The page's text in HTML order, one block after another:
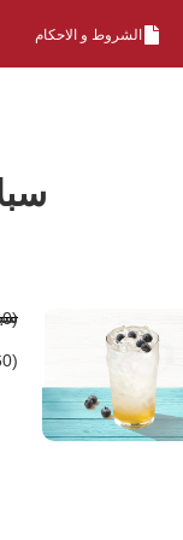
الشروط و الاحكام
(240 كالوري)
(60 دقيقة)